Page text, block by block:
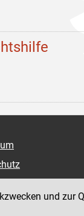
und zur